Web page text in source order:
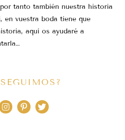
tanto también nuestra historia
en vuestra boda tiene que
aquí os ayudaré a